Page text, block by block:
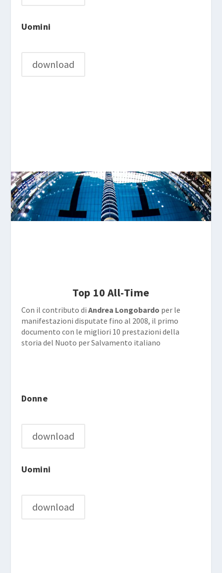
Uomini
download
Top 10 All-Time
Con il contributo di Andrea Longobardo per le
manifestazioni disputate fino al 2008, il primo
documento con le migliori 10 prestazioni della
storia del Nuoto per Salvamento italiano
Donne
download
Uomini
download